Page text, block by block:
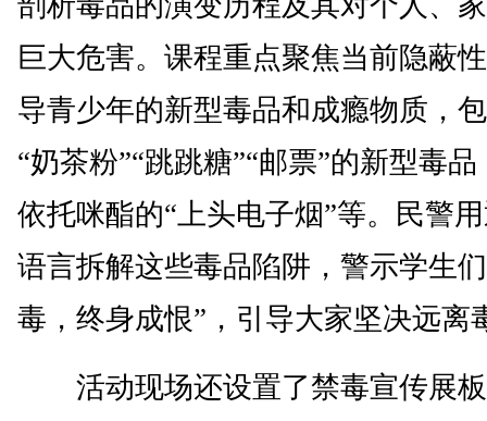
巨大危害。课程重点聚焦当前隐蔽
导青少年的新型毒品和成瘾物质，
“奶茶粉”“跳跳糖”“邮票”的新型毒
依托咪酯的“上头电子烟”等。民警
语言拆解这些毒品陷阱，警示学生
毒，终身成恨”，引导大家坚决远离
活动现场还设置了禁毒宣传展板